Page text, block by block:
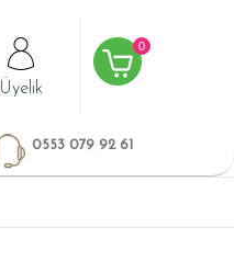
Üyelik
0
0553 079 92 61